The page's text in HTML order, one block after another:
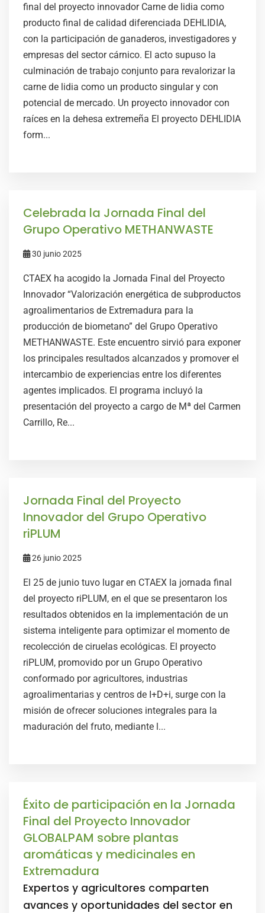
final del proyecto innovador Carne de lidia como
producto final de calidad diferenciada DEHLIDIA,
con la participación de ganaderos, investigadores y
empresas del sector cárnico. El acto supuso la
culminación de trabajo conjunto para revalorizar la
carne de lidia como un producto singular y con
potencial de mercado. Un proyecto innovador con
raíces en la dehesa extremeña El proyecto DEHLIDIA
form...
Celebrada la Jornada Final del
Grupo Operativo METHANWASTE
30 junio 2025
CTAEX ha acogido la Jornada Final del Proyecto
Innovador “Valorización energética de subproductos
agroalimentarios de Extremadura para la
producción de biometano” del Grupo Operativo
METHANWASTE. Este encuentro sirvió para exponer
los principales resultados alcanzados y promover el
intercambio de experiencias entre los diferentes
agentes implicados. El programa incluyó la
presentación del proyecto a cargo de Mª del Carmen
Carrillo, Re...
Jornada Final del Proyecto
Innovador del Grupo Operativo
riPLUM
26 junio 2025
El 25 de junio tuvo lugar en CTAEX la jornada final
del proyecto riPLUM, en el que se presentaron los
resultados obtenidos en la implementación de un
sistema inteligente para optimizar el momento de
recolección de ciruelas ecológicas. El proyecto
riPLUM, promovido por un Grupo Operativo
conformado por agricultores, industrias
agroalimentarias y centros de I+D+i, surge con la
misión de ofrecer soluciones integrales para la
maduración del fruto, mediante l...
Éxito de participación en la Jornada
Final del Proyecto Innovador
GLOBALPAM sobre plantas
aromáticas y medicinales en
Extremadura
Expertos y agricultores comparten
avances y oportunidades del sector en